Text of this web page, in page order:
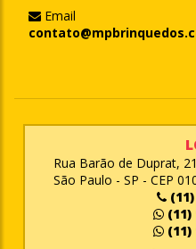
Email
Rua Barão de Duprat,
São Paulo - SP - CEP
(11)
(11)